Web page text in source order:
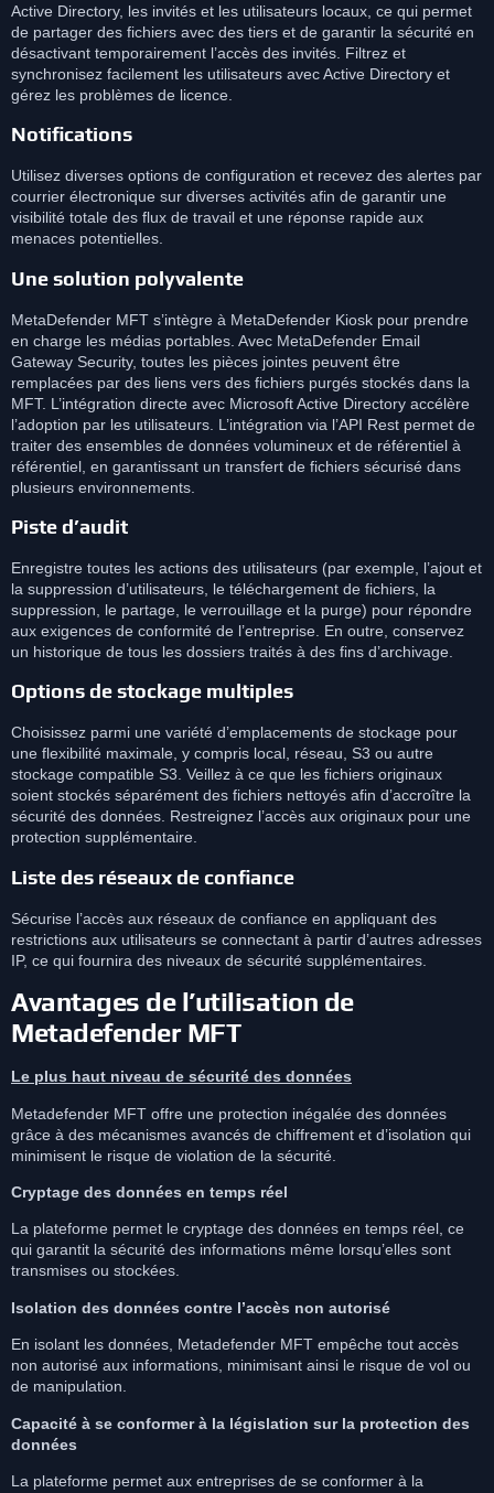
Active Directory, les invités et les utilisateurs locaux, ce qui permet
de partager des fichiers avec des tiers et de garantir la sécurité en
désactivant temporairement l’accès des invités. Filtrez et
synchronisez facilement les utilisateurs avec Active Directory et
gérez les problèmes de licence.
Notifications
Utilisez diverses options de configuration et recevez des alertes par
courrier électronique sur diverses activités afin de garantir une
visibilité totale des flux de travail et une réponse rapide aux
menaces potentielles.
Une solution polyvalente
MetaDefender MFT s’intègre à MetaDefender Kiosk pour prendre
en charge les médias portables. Avec MetaDefender Email
Gateway Security, toutes les pièces jointes peuvent être
remplacées par des liens vers des fichiers purgés stockés dans la
MFT. L’intégration directe avec Microsoft Active Directory accélère
l’adoption par les utilisateurs. L’intégration via l’API Rest permet de
traiter des ensembles de données volumineux et de référentiel à
référentiel, en garantissant un transfert de fichiers sécurisé dans
plusieurs environnements.
Piste d’audit
Enregistre toutes les actions des utilisateurs (par exemple, l’ajout et
la suppression d’utilisateurs, le téléchargement de fichiers, la
suppression, le partage, le verrouillage et la purge) pour répondre
aux exigences de conformité de l’entreprise. En outre, conservez
un historique de tous les dossiers traités à des fins d’archivage.
Options de stockage multiples
Choisissez parmi une variété d’emplacements de stockage pour
une flexibilité maximale, y compris local, réseau, S3 ou autre
stockage compatible S3. Veillez à ce que les fichiers originaux
soient stockés séparément des fichiers nettoyés afin d’accroître la
sécurité des données. Restreignez l’accès aux originaux pour une
protection supplémentaire.
Liste des réseaux de confiance
Sécurise l’accès aux réseaux de confiance en appliquant des
restrictions aux utilisateurs se connectant à partir d’autres adresses
IP, ce qui fournira des niveaux de sécurité supplémentaires.
Avantages de l’utilisation de
Metadefender MFT
Le plus haut niveau de sécurité des données
Metadefender MFT offre une protection inégalée des données
grâce à des mécanismes avancés de chiffrement et d’isolation qui
minimisent le risque de violation de la sécurité.
Cryptage des données en temps réel
La plateforme permet le cryptage des données en temps réel, ce
qui garantit la sécurité des informations même lorsqu’elles sont
transmises ou stockées.
Isolation des données contre l’accès non autorisé
En isolant les données, Metadefender MFT empêche tout accès
non autorisé aux informations, minimisant ainsi le risque de vol ou
de manipulation.
Capacité à se conformer à la législation sur la protection des
données
La plateforme permet aux entreprises de se conformer à la